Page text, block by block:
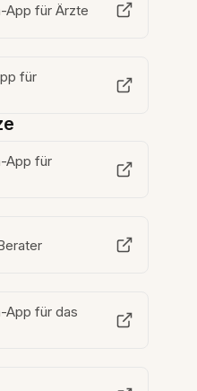
App für Ärzte
für
App für
App für das